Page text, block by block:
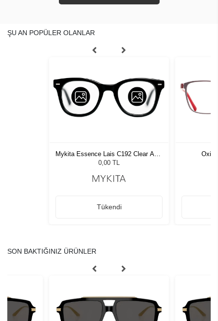
ŞU AN POPÜLER OLANLAR
Mykita Essence Lais C192 Clear Ash-
Pearl 367
0,00 TL
Tükendi
SON BAKTIĞINIZ ÜRÜNLER